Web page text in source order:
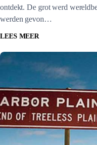
ontdekt. De grot werd
werden gevon…
LEES MEER